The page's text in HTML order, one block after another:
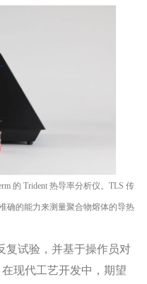
的 Trident 热导率分析仪。TLS 传
确的能力来测量聚合物熔体的导热
复试验，并基于操作员对
现代工艺开发中，期望